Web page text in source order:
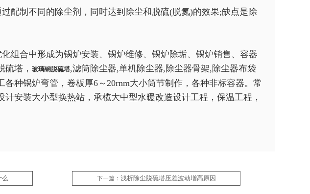
配制不同的除尘剂，同时达到除尘和脱硫(脱氮)的效果;缺点是除
组合中形成为锅炉安装、锅炉维修、锅炉除垢、锅炉销售、容器
塔， 玻璃钢脱硫塔,滤筒除尘器,单机除尘器,除尘器骨架,除尘器布袋
种锅炉弯管，卷板厚6～20rnm大小筒节制作，各种非标容器。常
安装大小型换热站，承榄大中型水暖改造设计工程，保温工程，
么 下一篇： 浅析除尘脱硫塔压差波动增高原因